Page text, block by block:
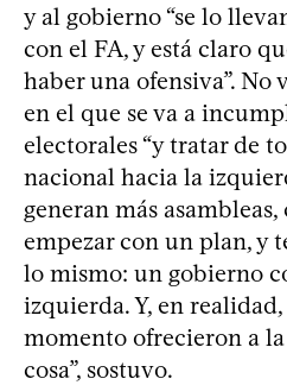
y al gobierno “se lo
con el FA, y está claro
haber una ofensiva”. No
en el que se va a
electorales “y tratar de
nacional hacia la
generan más
empezar con un plan, y
lo mismo: un gobierno
izquierda. Y, en
momento ofrecieron a
cosa”, sostuvo.